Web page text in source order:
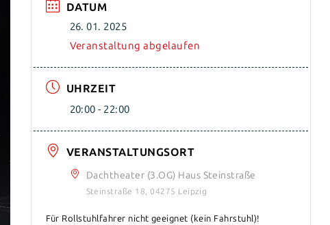
DATUM
26. 01. 2025
Veranstaltung abgelaufen
UHRZEIT
20:00 - 22:00
VERANSTALTUNGSORT
Dachtheater (3.OG) Haus Steinstraße
Steinstraße 18, 04275 Leipzig
Für Rollstuhlfahrer nicht geeignet (kein Fahrstuhl)!